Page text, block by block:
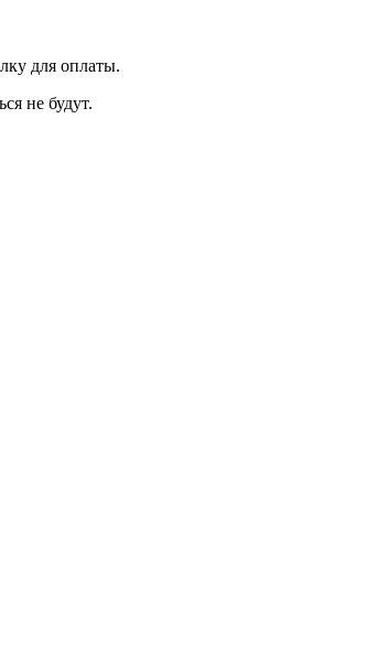
для оплаты.
не будут.